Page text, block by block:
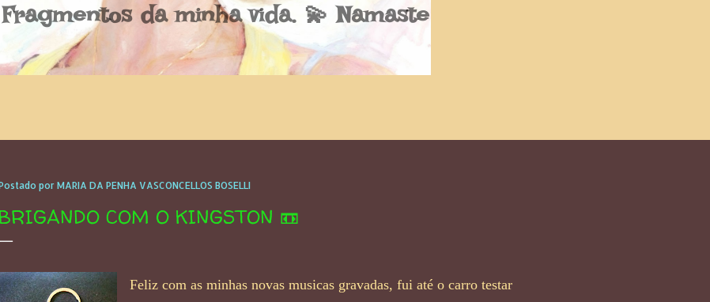
da minha vida. 💫 Namaste
porMARIA DA PENHA VASCONCELLOS BOSELLI
BRIGANDO COM O KINGSTON 📼
Feliz com as minhas novas musicas gravadas, fui até o carro testar